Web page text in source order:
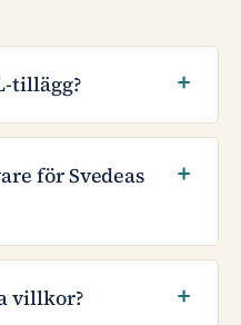
tillägg?
för Svedeas
villkor?